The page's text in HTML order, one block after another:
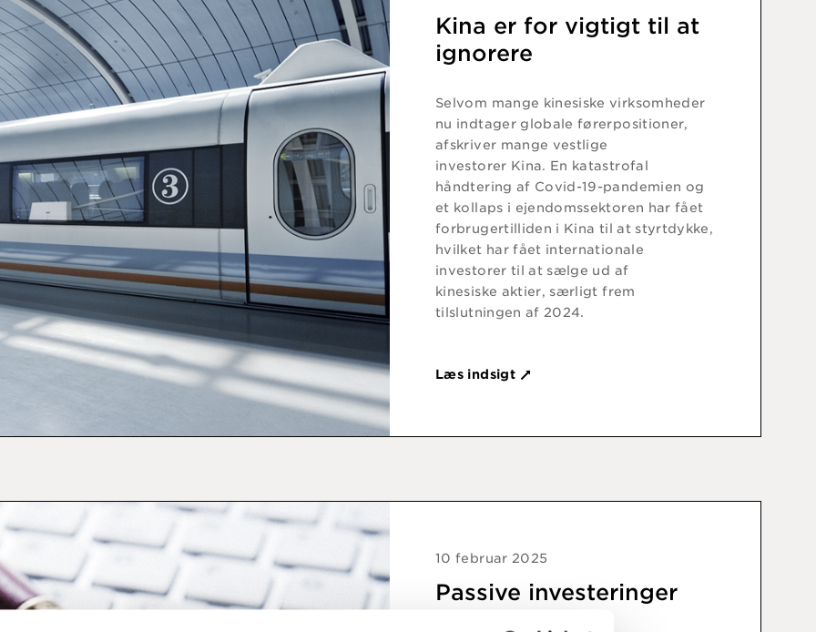
Kina er for vigtigt til at
ignorere
Selvom mange kinesiske virksomheder
nu indtager globale førerpositioner,
afskriver mange vestlige
investorer Kina. En katastrofal
håndtering af Covid-19-pandemien og
et kollaps i ejendomssektoren har fået
forbrugertilliden i Kina til at styrtdykke,
hvilket har fået internationale
investorer til at sælge ud af
kinesiske aktier, særligt frem
tilslutningen af 2024.
Læs indsigt
10 februar 2025
Passive investeringer